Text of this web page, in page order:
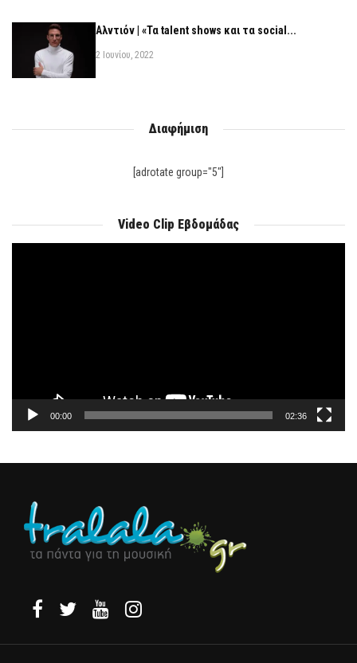
Αλντιόν | «Τα talent shows και τα social...
2 Ιουνίου, 2022
Διαφήμιση
[adrotate group="5"]
Video Clip Εβδομάδας
00:00 02:36